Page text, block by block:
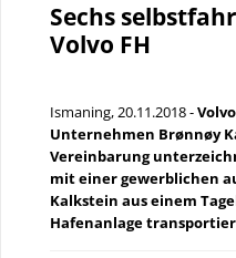
Sechs
Volvo FH
Ismaning, 20.11.2018 -
Unternehmen Brønnøy
Vereinbarung
mit einer gewerblichen
Kalkstein aus einem
Hafenanlage